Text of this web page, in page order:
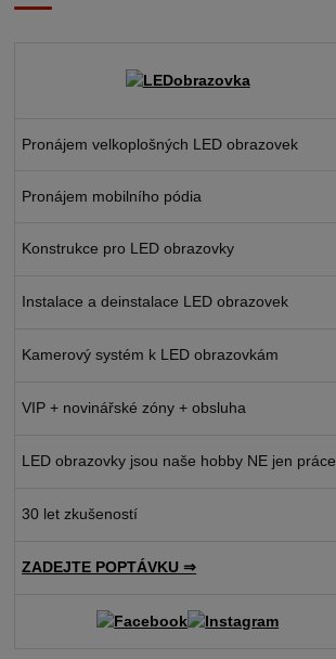
Pronájem velkoplošných LED obrazovek
Pronájem mobilního pódia
Konstrukce pro LED obrazovky
Instalace a deinstalace LED obrazovek
Kamerový systém k LED obrazovkám
VIP + novinářské zóny + obsluha
LED obrazovky jsou naše hobby NE jen práce
30 let zkušeností
ZADEJTE POPTÁVKU ⇒